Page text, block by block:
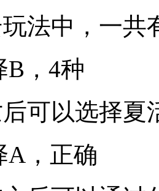
法中，一共
B，4种
可以选择夏
A，正确